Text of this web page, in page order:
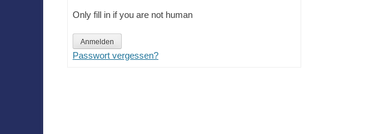
Only fill in if you are not human
Passwort vergessen?